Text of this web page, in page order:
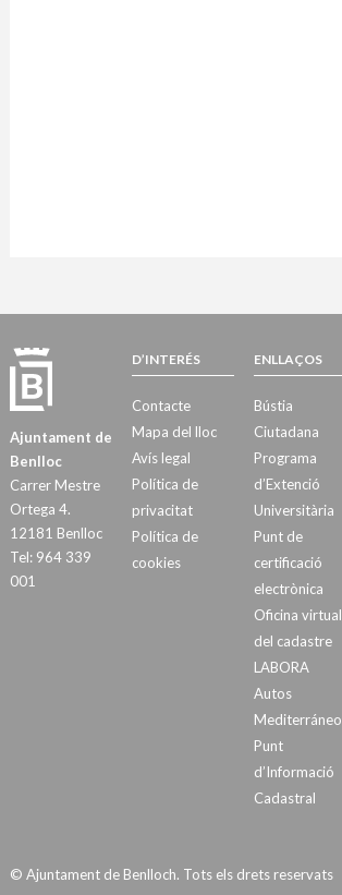
Ajuntament de
Benlloc
Carrer Mestre
Ortega 4.
12181 Benlloc
Tel: 964 339
001
D’INTERÉS
Contacte
Mapa del lloc
Avís legal
Política de
privacitat
Política de
cookies
ENLLAÇOS
Bústia
Ciutadana
Programa
d’Extenció
Universitària
Punt de
certificació
electrònica
Oficina virtual
del cadastre
LABORA
Autos
Mediterráneo
Punt
d’Informació
Cadastral
© Ajuntament de Benlloch. Tots els drets reservats